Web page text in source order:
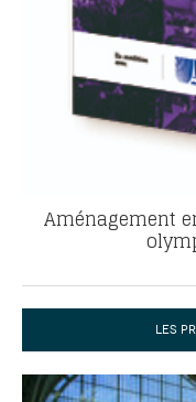
Aménagement
LES